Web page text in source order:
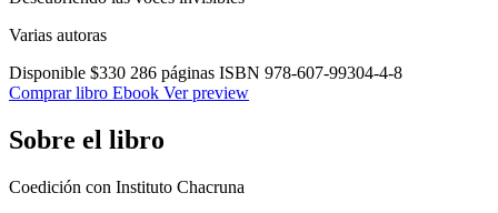
Varias autoras
Disponible $330 286 páginas ISBN 978-607-99304-4-8
Comprar libro Ebook Ver preview
Sobre el libro
Coedición con Instituto Chacruna